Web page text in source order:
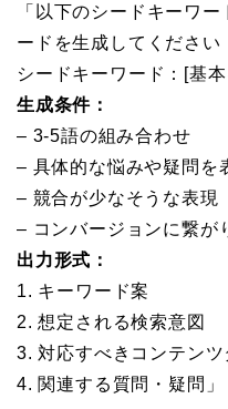
「以下のシードキーワ
ードを生成してください
シードキーワード：[基
生成条件：
– 3-5語の組み合わせ
– 具体的な悩みや疑問を
– 競合が少なそうな表現
– コンバージョンに繋が
出力形式：
1. キーワード案
2. 想定される検索意図
3. 対応すべきコンテンツ
4. 関連する質問・疑問」